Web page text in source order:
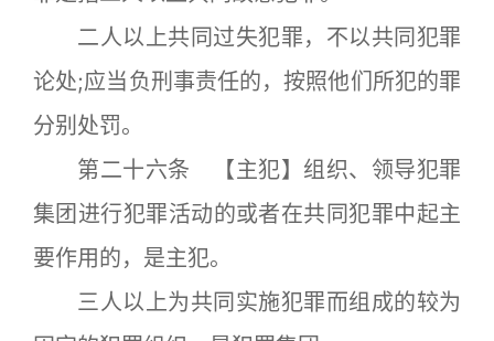
二人以上共同过失犯罪，不以共同犯罪
论处;应当负刑事责任的，按照他们所犯的罪
分别处罚。
第二十六条 【主犯】组织、领导犯罪
集团进行犯罪活动的或者在共同犯罪中起主
要作用的，是主犯。
三人以上为共同实施犯罪而组成的较为